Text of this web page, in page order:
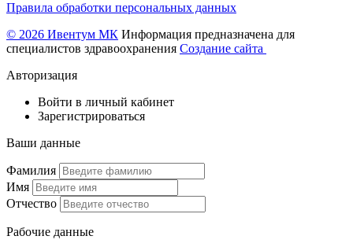
Правила обработки персональных данных
© 2026 Ивентум МК Информация предназначена для
специалистов здравоохранения Создание сайта
Авторизация
Войти в личный кабинет
Зарегистрироваться
Ваши данные
Фамилия
Имя
Отчество
Рабочие данные